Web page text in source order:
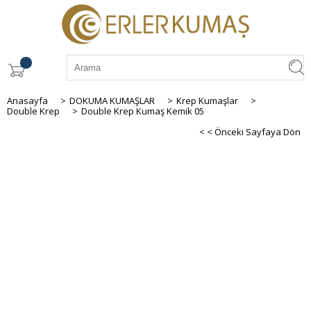
Anasayfa > DOKUMA KUMAŞLAR > Krep Kumaşlar
>
Double Krep
> Double Krep Kumaş Kemik 05
< < Önceki Sayfaya Dön